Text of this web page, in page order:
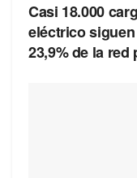
Casi 18.000
eléctrico
23,9% de la